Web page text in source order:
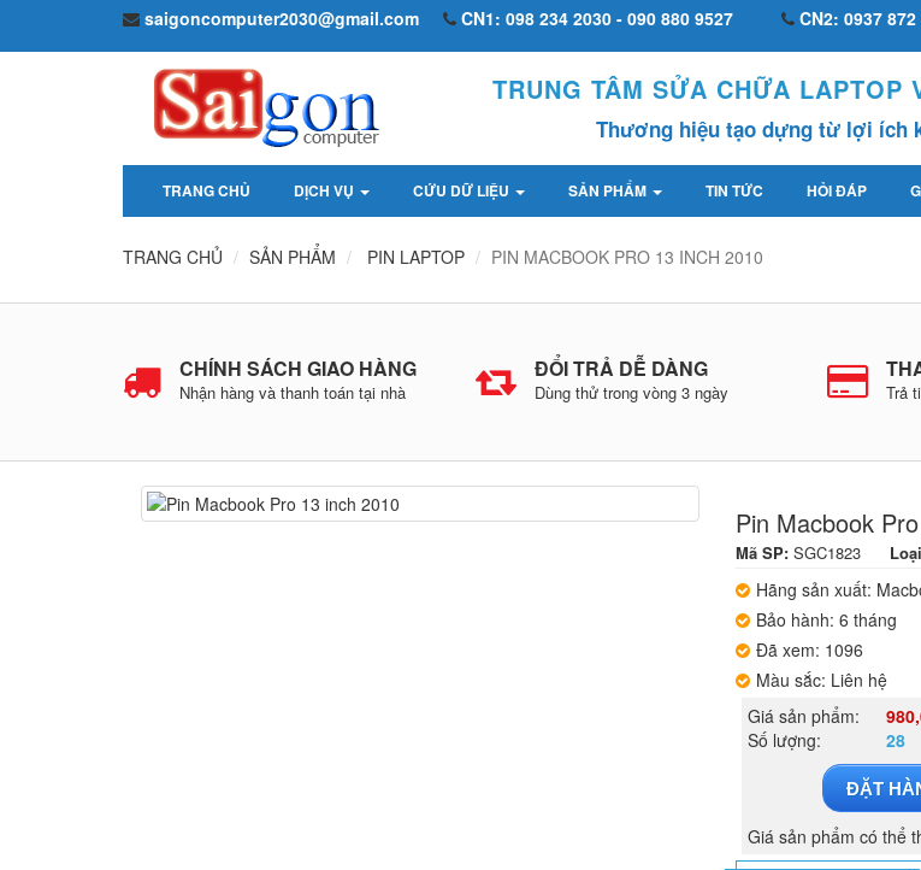
saigoncomputer2030@gmail.com CN1: 098 234 2030 - 090 880 9527 CN2: 0937
TRUNG TÂM SỬA CHỮA LAPTOP
Thương hiệu tạo dựng từ lợi ích
TRANG CHỦ DỊCH VỤ CỨU DỮ LIỆU SẢN PHẨM TIN TỨC HỎI ĐÁP
TRANG CHỦ SẢN PHẨM PIN LAPTOP PIN MACBOOK PRO 13 INCH 2010
CHÍNH SÁCH GIAO HÀNG
Nhận hàng và thanh toán tại nhà
ĐỔI TRẢ DỄ DÀNG
Dùng thử trong vòng 3 ngày Trả
Pin Macbook
Mã SP:SGC1823
Hãng sản xuất:
Bảo hành: 6 tháng
Đã xem: 1096
Màu sắc: Liên hệ
Giá sản phẩm:
Số lượng:
28
ĐẶT
Giá sản phẩm có thể